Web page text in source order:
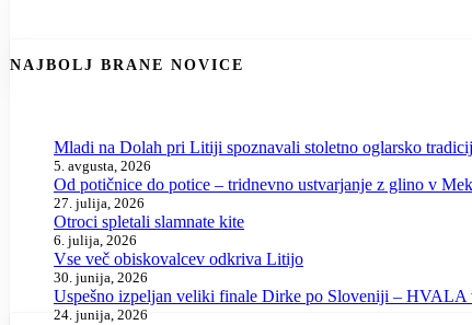
NAJBOLJ BRANE NOVICE
Mladi na Dolah pri Litiji spoznavali stoletno oglarsko
5. avgusta, 2026
Od potičnice do potice – tridnevno ustvarjanje z glino v
27. julija, 2026
Otroci spletali slamnate kite
6. julija, 2026
Vse več obiskovalcev odkriva Litijo
30. junija, 2026
Uspešno izpeljan veliki finale Dirke po Sloveniji – HVALA
24. junija, 2026